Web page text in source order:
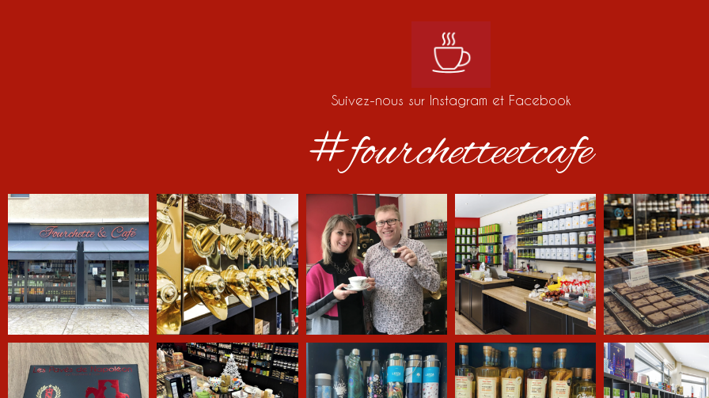
Suivez-nous sur Instagram et Facebook
#fourchetteetcafe